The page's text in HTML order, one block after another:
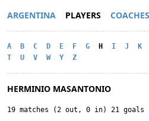
ARGENTINA PLAYERS COACHES
A B C D E F G H I J K
T
U V W Y Z
HERMINIO MASANTONIO
19 matches (2 out, 0 in) 21 goals